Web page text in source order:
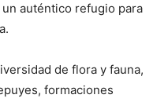
auténtico refugio para
de flora y fauna,
formaciones